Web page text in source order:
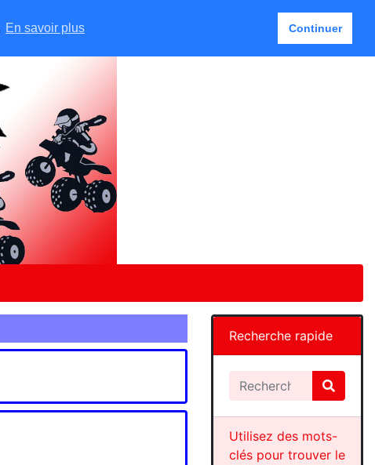
En savoir plus Continuer
Français 4 article(s)
Recherche rapide
Utilisez des mots-
clés pour trouver le